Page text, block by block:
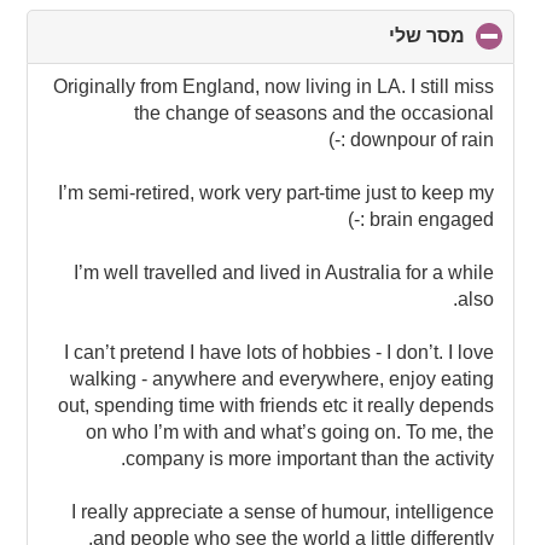
מסר שלי
to
collapse
contents
Originally from England, now living in LA. I still miss
the change of seasons and the occasional
downpour of rain :-)
I’m semi-retired, work very part-time just to keep my
brain engaged :-)
I’m well travelled and lived in Australia for a while
also.
I can’t pretend I have lots of hobbies - I don’t. I love
walking - anywhere and everywhere, enjoy eating
out, spending time with friends etc it really depends
on who I’m with and what’s going on. To me, the
company is more important than the activity.
I really appreciate a sense of humour, intelligence
and people who see the world a little differently.